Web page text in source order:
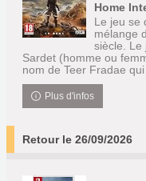
Home
Le jeu se
mélange
siècle. Le
Sardet (homme ou
nom de Teer Fradae
Plus d'infos
Retour le 26/09/2026